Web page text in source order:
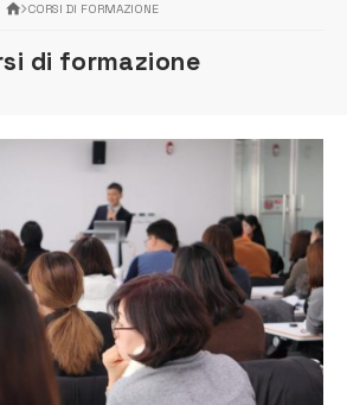
CORSI DI FORMAZIONE
di formazione